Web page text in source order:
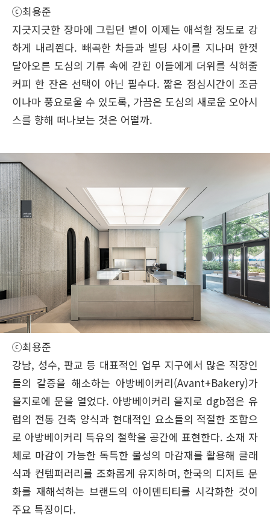
ⓒ최용준
지긋지긋한 장마에 그립던 볕이 이제는 애석할 정도로 강
하게 내리쬔다. 빼곡한 차들과 빌딩 사이를 지나며 한껏
달아오른 도심의 기류 속에 갇힌 이들에게 더위를 식혀줄
커피 한 잔은 선택이 아닌 필수다. 짧은 점심시간이 조금
이나마 풍요로울 수 있도록, 가끔은 도심의 새로운 오아시
스를 향해 떠나보는 것은 어떨까.
ⓒ최용준
강남, 성수, 판교 등 대표적인 업무 지구에서 많은 직장인
들의 갈증을 해소하는 아방베이커리(Avant+Bakery)가
을지로에 문을 열었다. 아방베이커리 을지로 dgb점은 유
럽의 전통 건축 양식과 현대적인 요소들의 적절한 조합으
로 아방베이커리 특유의 철학을 공간에 표현한다. 소재 자
체로 마감이 가능한 독특한 물성의 마감재를 활용해 클래
식과 컨템퍼러리를 조화롭게 유지하며, 한국의 디저트 문
화를 재해석하는 브랜드의 아이덴티티를 시각화한 것이
주요 특징이다.